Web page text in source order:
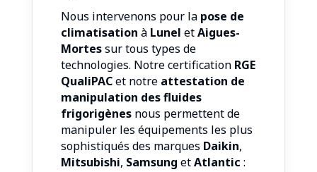
Nous intervenons pour la pose de
climatisation à Lunel etAigues-
Mortessur tous types de
technologies. Notre certification RGE
QualiPACet notre attestation de
manipulation des fluides
frigorigènesnous permettent de
manipuler les équipements les plus
sophistiqués des marques Daikin,
Mitsubishi, Samsung etAtlantic :